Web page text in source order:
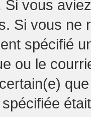
Si vous
Si vous ne
spécifié
ou le